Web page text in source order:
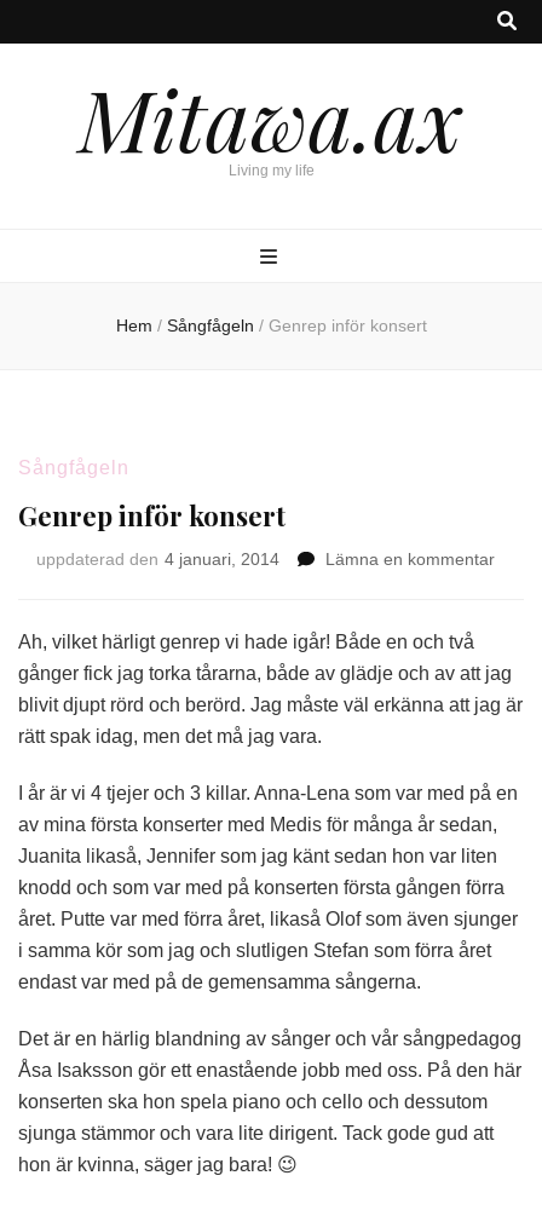
Mitawa.ax
Living my life
Hem / Sångfågeln / Genrep inför konsert
Sångfågeln
Genrep inför konsert
uppdaterad den 4 januari, 2014 Lämna en kommentarpå
Ah, vilket härligt genrep vi hade igår! Både en och två
gånger fick jag torka tårarna, både av glädje och av att jag
blivit djupt rörd och berörd. Jag måste väl erkänna att jag är
rätt spak idag, men det må jag vara.
I år är vi 4 tjejer och 3 killar. Anna-Lena som var med på en
av mina första konserter med Medis för många år sedan,
Juanita likaså, Jennifer som jag känt sedan hon var liten
knodd och som var med på konserten första gången förra
året. Putte var med förra året, likaså Olof som även sjunger
i samma kör som jag och slutligen Stefan som förra året
endast var med på de gemensamma sångerna.
Det är en härlig blandning av sånger och vår sångpedagog
Åsa Isaksson gör ett enastående jobb med oss. På den här
konserten ska hon spela piano och cello och dessutom
sjunga stämmor och vara lite dirigent. Tack gode gud att
hon är kvinna, säger jag bara! 😉